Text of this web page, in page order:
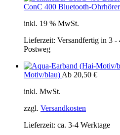
ConC 400 Bluetooth-Ohrhörer
inkl. 19 % MwSt.
Lieferzeit: Versandfertig in 3 -
Postweg
Motiv/blau) Ab 20,50 €
inkl. MwSt.
zzgl. Versandkosten
Lieferzeit: ca. 3-4 Werktage